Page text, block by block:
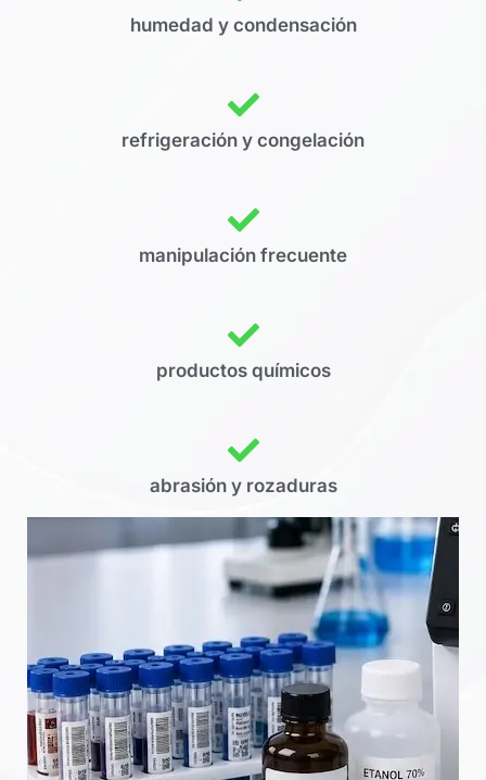
humedad y condensación
refrigeración y congelación
manipulación frecuente
productos químicos
abrasión y rozaduras